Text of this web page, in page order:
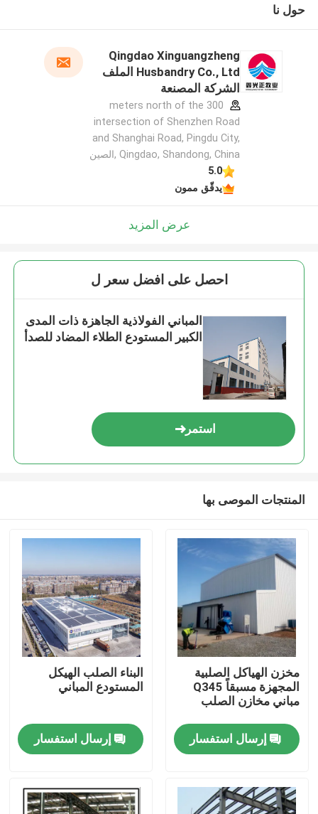
حولنا
حول نا
Qingdao Xinguangzheng
Husbandry Co., Ltd الملف
الشركة المصنعة
300 meters north of the
intersection of Shenzhen Road
and Shanghai Road, Pingdu City,
Qingdao, Shandong, China ,الصين
5.0
يدقّق ممون
عرض المزيد
احصل على افضل سعر ل
المباني الفولاذية الجاهزة ذات المدى
الكبير المستودع الطلاء المضاد للصدأ
استمر
المنتجات الموصى بها
مخزن الهياكل الصلبية
المجهزة مسبقاً Q345
مباني مخازن الصلب
إرسال استفسار
البناء الصلب الهيكل
المستودع المباني
إرسال استفسار